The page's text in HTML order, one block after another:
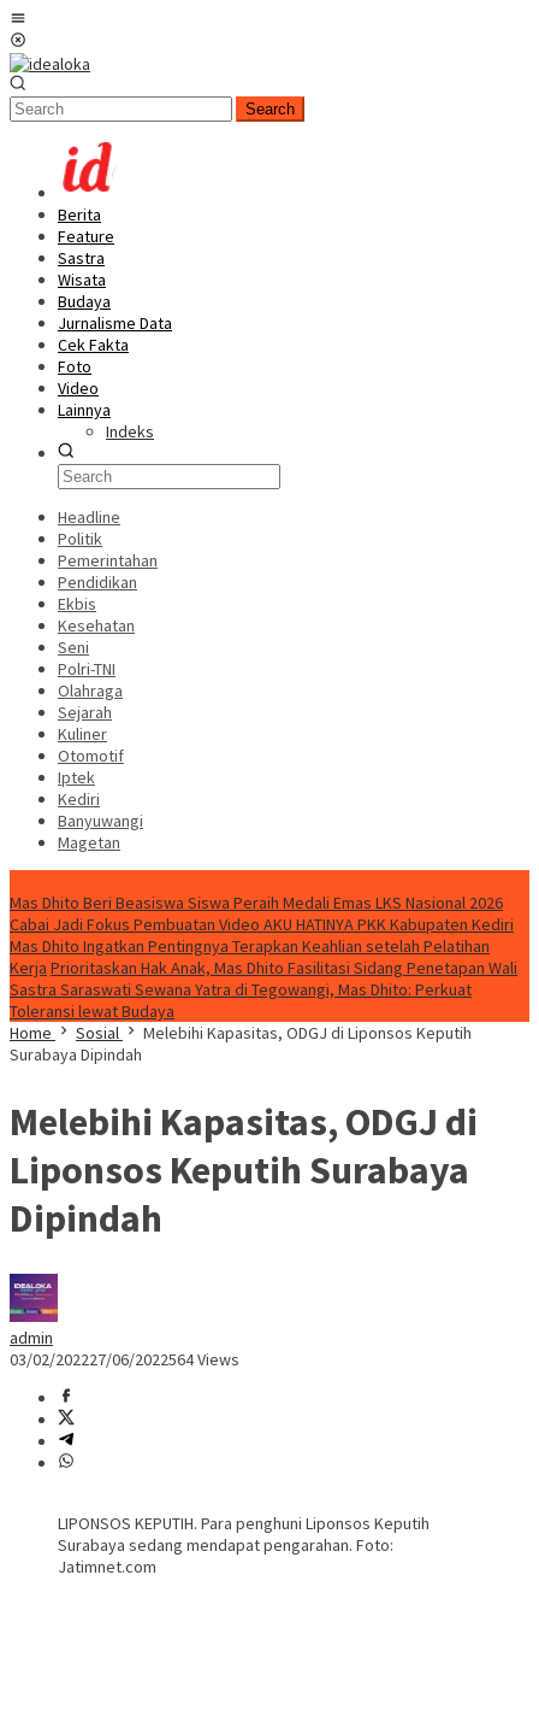
Skip
to
content
Search
Berita
Feature
Sastra
Wisata
Budaya
Jurnalisme Data
Cek Fakta
Foto
Video
Lainnya
Indeks
Headline
Politik
Pemerintahan
Pendidikan
Ekbis
Kesehatan
Seni
Polri-TNI
Olahraga
Sejarah
Kuliner
Otomotif
Iptek
Kediri
Banyuwangi
Magetan
Mas Dhito Beri Beasiswa Siswa Peraih Medali Emas LKS Nasional 2026
Cabai Jadi Fokus Pembuatan Video AKU HATINYA PKK Kabupaten Kediri
Mas Dhito Ingatkan Pentingnya Terapkan Keahlian setelah Pelatihan
Kerja Prioritaskan Hak Anak, Mas Dhito Fasilitasi Sidang Penetapan Wali
Sastra Saraswati Sewana Yatra di Tegowangi, Mas Dhito: Perkuat
Toleransi lewat Budaya
Home
Sosial
Melebihi Kapasitas, ODGJ di Liponsos Keputih
Surabaya Dipindah
Melebihi Kapasitas, ODGJ di
Liponsos Keputih Surabaya
Dipindah
admin
03/02/202227/06/2022564 Views
LIPONSOS KEPUTIH. Para penghuni Liponsos Keputih
Surabaya sedang mendapat pengarahan. Foto:
Jatimnet.com